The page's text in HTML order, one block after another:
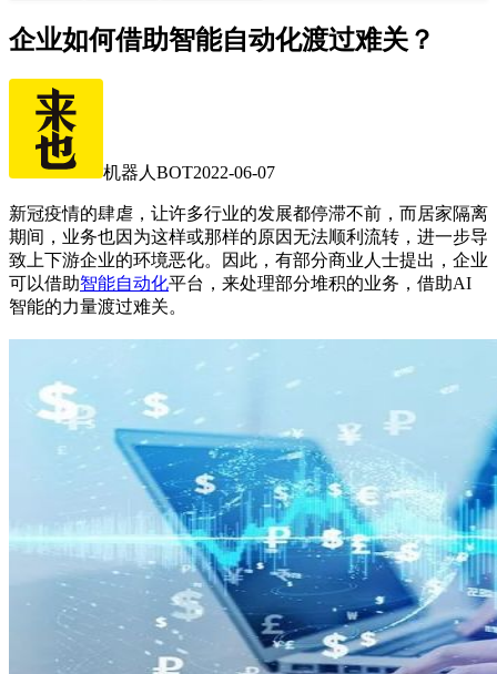
企业如何借助智能自动化渡过难关？
机器人BOT2022-06-07
新冠疫情的肆虐，让许多行业的发展都停滞不前，而居家隔离
期间，业务也因为这样或那样的原因无法顺利流转，进一步导
致上下游企业的环境恶化。因此，有部分商业人士提出，企业
可以借助智能自动化平台，来处理部分堆积的业务，借助AI
智能的力量渡过难关。